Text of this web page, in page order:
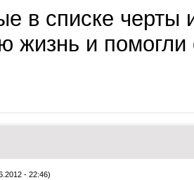
в списке
жизнь и
- 22:46)